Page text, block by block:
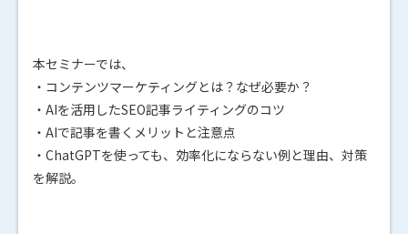
本セミナーでは、
・コンテンツマーケティングとは？なぜ必要か？
・AIを活用したSEO記事ライティングのコツ
・AIで記事を書くメリットと注意点
・ChatGPTを使っても、効率化にならない例と理由、対策
を解説。